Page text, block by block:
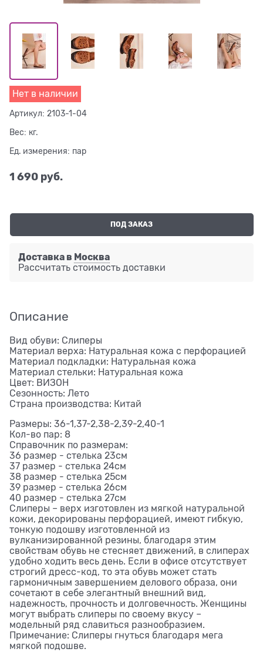
Нет в наличии
Артикул: 2103-1-04
Вес: кг.
Ед. измерения: пар
1 690 руб.
ПОД ЗАКАЗ
Доставка в Москва
Рассчитать стоимость доставки
Описание
Вид обуви: Слиперы
Материал верха: Натуральная кожа с перфорацией
Материал подкладки: Натуральная кожа
Материал стельки: Натуральная кожа
Цвет: ВИЗОН
Сезонность: Лето
Страна производства: Китай
Размеры: 36-1,37-2,38-2,39-2,40-1
Кол-во пар: 8
Справочник по размерам:
36 размер - стелька 23см
37 размер - стелька 24см
38 размер - стелька 25см
39 размер - стелька 26см
40 размер - стелька 27см
Слиперы – верх изготовлен из мягкой натуральной
кожи, декорированы перфорацией, имеют гибкую,
тонкую подошву изготовленной из
вулканизированной резины, благодаря этим
свойствам обувь не стесняет движений, в слиперах
удобно ходить весь день. Если в офисе отсутствует
строгий дресс-код, то эта обувь может стать
гармоничным завершением делового образа, они
сочетают в себе элегантный внешний вид,
надежность, прочность и долговечность. Женщины
могут выбрать слиперы по своему вкусу –
модельный ряд славиться разнообразием.
Примечание: Слиперы гнуться благодаря мега
мягкой подошве.